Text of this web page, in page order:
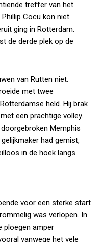
treffer van het
Cocu kon niet
ging in Rotterdam.
de derde plek op de
van Rutten niet.
met twee
held. Hij brak
een prachtige volley.
Memphis
had gemist,
in de hoek langs
voor een sterke start
was verlopen. In
ploegen amper
vanwege het vele